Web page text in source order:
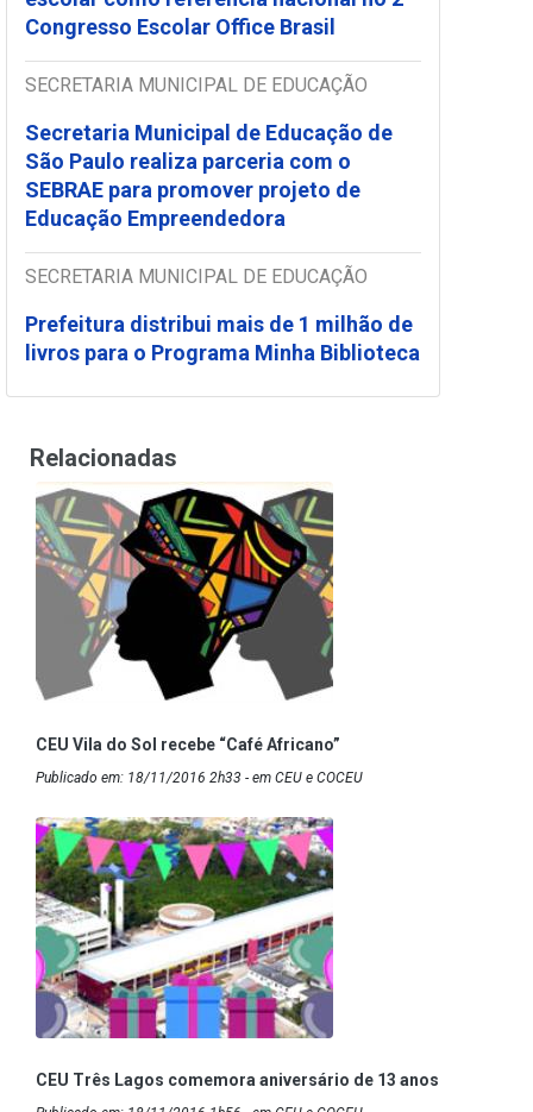
Congresso Escolar Office Brasil
SECRETARIA MUNICIPAL DE EDUCAÇÃO
Secretaria Municipal de Educação de
São Paulo realiza parceria com o
SEBRAE para promover projeto de
Educação Empreendedora
SECRETARIA MUNICIPAL DE EDUCAÇÃO
Prefeitura distribui mais de 1 milhão de
livros para o Programa Minha Biblioteca
Relacionadas
CEU Vila do Sol recebe “Café Africano”
Publicado em: 18/11/2016 2h33 - em CEU e COCEU
CEU Três Lagos comemora aniversário de 13 anos